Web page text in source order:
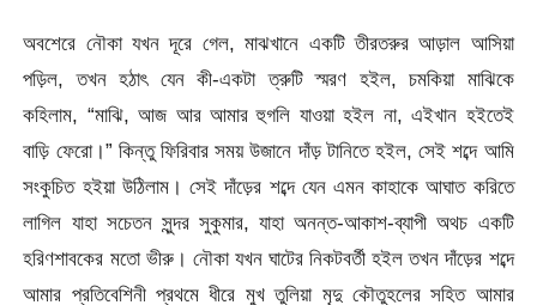
অবশেরে নৌকা যখন দূরে গেল, মাঝখানে একটি তীরতরুর আড়াল আসিয়া
পড়িল, তখন হঠাৎ যেন কী-একটা ত্রুটি স্মরণ হইল, চমকিয়া মাঝিকে
কহিলাম, “মাঝি, আজ আর আমার হুগলি যাওয়া হইল না, এইখান হইতেই
বাড়ি ফেরো।” কিন্তু ফিরিবার সময় উজানে দাঁড় টানিতে হইল, সেই শব্দে আমি
সংকুচিত হইয়া উঠিলাম। সেই দাঁড়ের শব্দে যেন এমন কাহাকে আঘাত করিতে
লাগিল যাহা সচেতন সুন্দর সুকুমার, যাহা অনন্ত-আকাশ-ব্যাপী অথচ একটি
হরিণশাবকের মতাে ভীরু। নৌকা যখন ঘাটের নিকটবর্তী হইল তখন দাঁড়ের শব্দে
আমার প্রতিবেশিনী প্রথমে ধীরে মুখ তুলিয়া মৃদু কৌতুহলের সহিত আমার